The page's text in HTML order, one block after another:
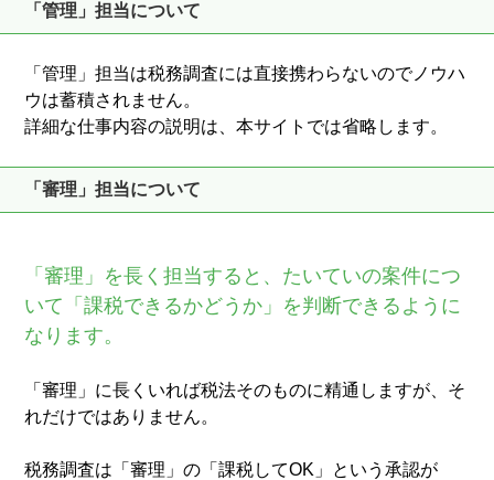
「管理」担当について
「管理」担当は税務調査には直接携わらないのでノウハ
ウは蓄積されません。
詳細な仕事内容の説明は、本サイトでは省略します。
「審理」担当について
「審理」を長く担当すると、たいていの案件につ
いて「課税できるかどうか」を判断できるように
なります。
「審理」に長くいれば税法そのものに精通しますが、そ
れだけではありません。
税務調査は「審理」の「課税してOK」という承認が